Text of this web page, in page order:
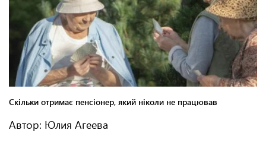
Автор: Юлия Агеева